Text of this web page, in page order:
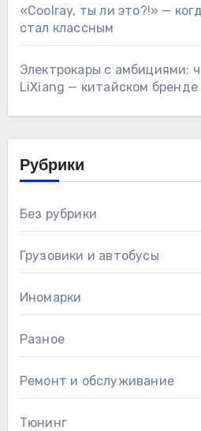
«Coolray, ты ли это?!» —
стал классным
Электрокары с амбициями:
LiXiang — китайском бренде
Рубрики
Без рубрики
Грузовики и автобусы
Иномарки
Разное
Ремонт и обслуживание
Тюнинг